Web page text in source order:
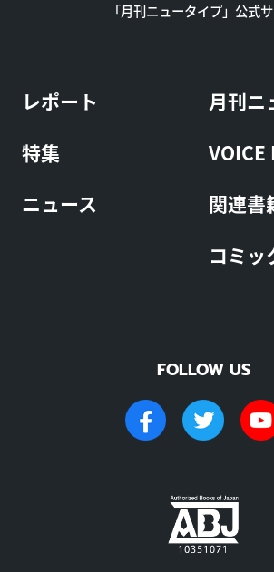
「月刊ニュータイプ」公式
レポート
特集
ニュース
月刊ニ
関連書
コミ
FOLLOW US